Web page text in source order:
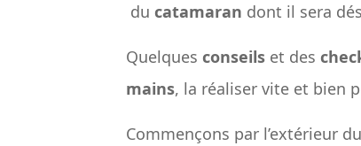
du catamaran dont il sera
Quelques ​conseils​ et des
mains, la réaliser vite et bien
Commençons par l’extérieur du